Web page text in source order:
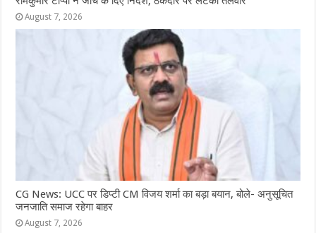
August 7, 2026
CG News: UCC पर डिप्टी CM विजय शर्मा का बड़ा बयान, बोले- अनुसूचित
जनजाति समाज रहेगा बाहर
August 7, 2026